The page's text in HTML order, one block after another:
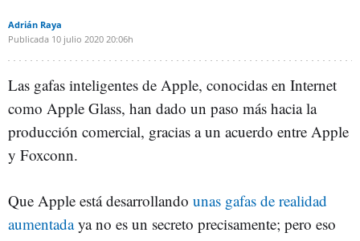
Adrián Raya
Publicada 10 julio 2020 20:06h
Las gafas inteligentes de Apple, conocidas en Internet
como Apple Glass, han dado un paso más hacia la
producción comercial, gracias a un acuerdo entre Apple
y Foxconn.
Que Apple está desarrollando unas gafas de realidad
aumentadaya no es un secreto precisamente; pero eso